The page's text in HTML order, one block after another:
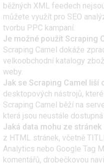
běžných XML feedech
můžete využít pro SEO
tvorbu PPC kampaní.
Je možné použít Scraping
Scraping Camel dokáže
velkoobchodní katalogy
weby.
Jak se Scraping Camel liší
desktopových nástrojů,
Scraping Camel běží na
která jsou neustále
Jaká data mohu ze stránek
z HTML stránek, včetně
Analytics nebo Google Tag
komentářů, drobečkovou